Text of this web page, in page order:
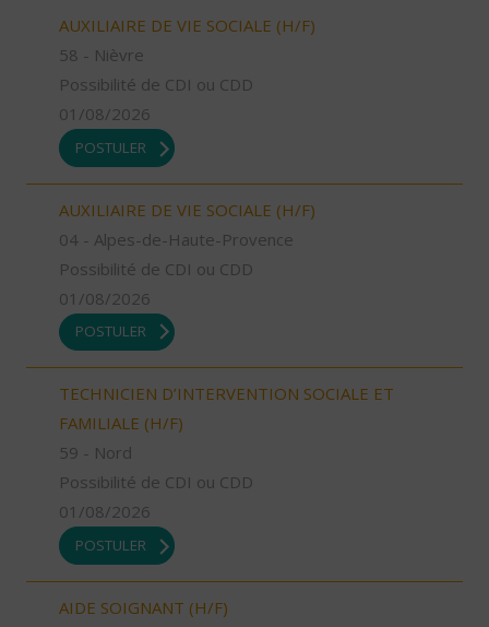
AUXILIAIRE DE VIE SOCIALE (H/F)
58 - Nièvre
Possibilité de CDI ou CDD
01/08/2026
POSTULER
AUXILIAIRE DE VIE SOCIALE (H/F)
04 - Alpes-de-Haute-Provence
Possibilité de CDI ou CDD
01/08/2026
POSTULER
TECHNICIEN D’INTERVENTION SOCIALE ET
FAMILIALE (H/F)
59 - Nord
Possibilité de CDI ou CDD
01/08/2026
POSTULER
AIDE SOIGNANT (H/F)